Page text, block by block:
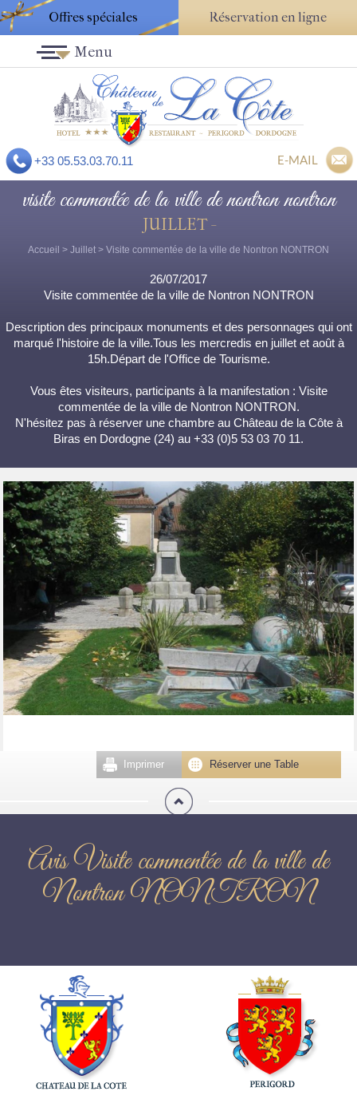
Offres spéciales Réservation en ligne
+33 05.53.03.70.11 E-MAIL
Menu
visite commentée de la ville de nontron nontron
JUILLET -
Accueil > Juillet > Visite commentée de la ville de Nontron NONTRON
26/07/2017
Visite commentée de la ville de Nontron NONTRON
Description des principaux monuments et des personnages qui ont
marqué l'histoire de la ville.Tous les mercredis en juillet et août à
15h.Départ de l'Office de Tourisme.
Vous êtes visiteurs, participants à la manifestation : Visite
commentée de la ville de Nontron NONTRON.
N'hésitez pas à réserver une chambre au Château de la Côte à
Biras en Dordogne (24) au +33 (0)5 53 03 70 11.
Réserver une Table
Imprimer
Avis Visite commentée de la ville de
Nontron NONTRON